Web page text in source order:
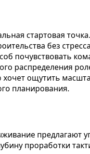
стартовая
без
почувствовать
распределения
ощутить
планирования.
проработки